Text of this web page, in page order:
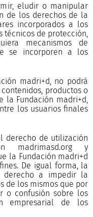
eludir o manipular
de los derechos de la
incorporados a los
técnicos de protección,
mecanismos de
se incorporen a los
madri+d, no podrá
productos o
Fundación madri+d,
los usuarios finales
derecho de utilización
madrimasd.org y
la Fundación madri+d
De igual forma, la
derecho a impedir la
de los mismos que por
o confusión sobre los
empresarial de los